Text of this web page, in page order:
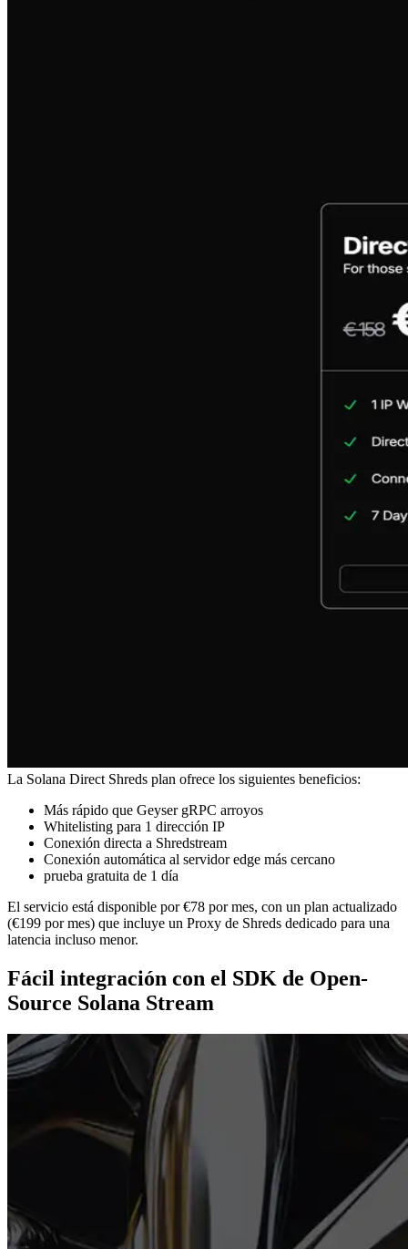
La Solana Direct Shreds plan ofrece los siguientes beneficios:
Más rápido que Geyser gRPC arroyos
Whitelisting para 1 dirección IP
Conexión directa a Shredstream
Conexión automática al servidor edge más cercano
prueba gratuita de 1 día
El servicio está disponible por €78 por mes, con un plan actualizado
(€199 por mes) que incluye un Proxy de Shreds dedicado para una
latencia incluso menor.
Fácil integración con el SDK de Open-
Source Solana Stream